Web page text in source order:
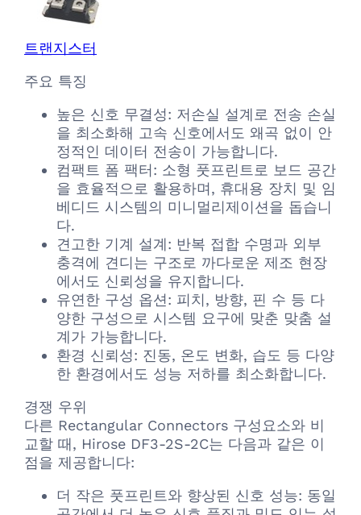
트랜지스터
주요 특징
높은 신호 무결성: 저손실 설계로 전송 손실
을 최소화해 고속 신호에서도 왜곡 없이 안
정적인 데이터 전송이 가능합니다.
컴팩트 폼 팩터: 소형 풋프린트로 보드 공간
을 효율적으로 활용하며, 휴대용 장치 및 임
베디드 시스템의 미니멀리제이션을 돕습니
다.
견고한 기계 설계: 반복 접합 수명과 외부
충격에 견디는 구조로 까다로운 제조 현장
에서도 신뢰성을 유지합니다.
유연한 구성 옵션: 피치, 방향, 핀 수 등 다
양한 구성으로 시스템 요구에 맞춘 맞춤 설
계가 가능합니다.
환경 신뢰성: 진동, 온도 변화, 습도 등 다양
한 환경에서도 성능 저하를 최소화합니다.
경쟁 우위
다른 Rectangular Connectors 구성요소와 비
교할 때, Hirose DF3-2S-2C는 다음과 같은 이
점을 제공합니다:
더 작은 풋프린트와 향상된 신호 성능: 동일